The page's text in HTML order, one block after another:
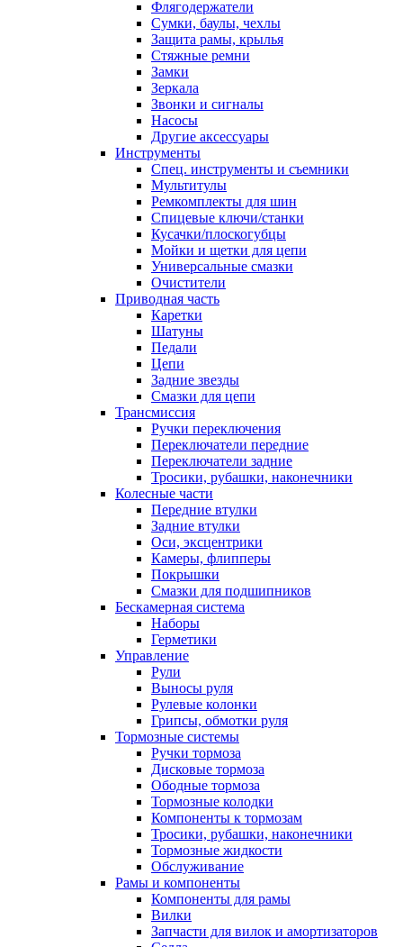
Флягодержатели
Сумки, баулы, чехлы
Защита рамы, крылья
Стяжные ремни
Замки
Зеркала
Звонки и сигналы
Насосы
Другие аксессуары
Инструменты
Спец. инструменты и съемники
Мультитулы
Ремкомплекты для шин
Спицевые ключи/станки
Кусачки/плоскогубцы
Мойки и щетки для цепи
Универсальные смазки
Очистители
Приводная часть
Каретки
Шатуны
Педали
Цепи
Задние звезды
Смазки для цепи
Трансмиссия
Ручки переключения
Переключатели передние
Переключатели задние
Тросики, рубашки, наконечники
Колесные части
Передние втулки
Задние втулки
Оси, эксцентрики
Камеры, флипперы
Покрышки
Смазки для подшипников
Бескамерная система
Наборы
Герметики
Управление
Рули
Выносы руля
Рулевые колонки
Грипсы, обмотки руля
Тормозные системы
Ручки тормоза
Дисковые тормоза
Ободные тормоза
Тормозные колодки
Компоненты к тормозам
Тросики, рубашки, наконечники
Тормозные жидкости
Обслуживание
Рамы и компоненты
Компоненты для рамы
Вилки
Запчасти для вилок и амортизаторов